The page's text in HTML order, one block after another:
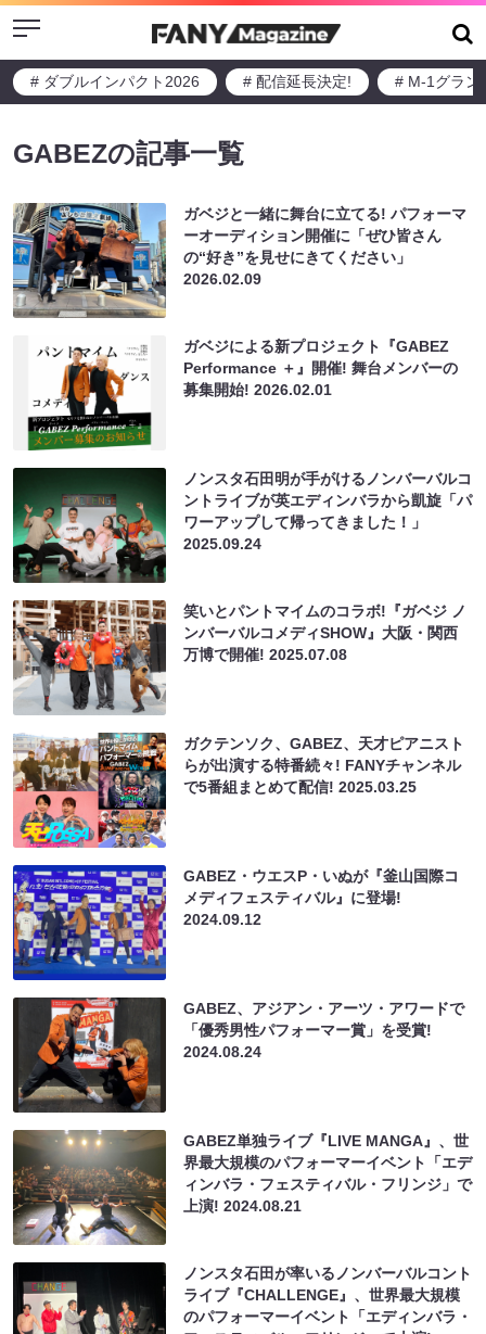
Menu
# ダブルインパクト2026 # 配信延長決定! # M-1グラン
GABEZの記事一覧
ガベジと一緒に舞台に立てる! パフォーマ
ーオーディション開催に「ぜひ皆さん
の“好き”を見せにきてください」
2026.02.09
ガベジによる新プロジェクト『GABEZ
Performance ＋』開催! 舞台メンバーの
募集開始!2026.02.01
ノンスタ石田明が手がけるノンバーバルコ
ントライブが英エディンバラから凱旋「パ
ワーアップして帰ってきました！」
2025.09.24
笑いとパントマイムのコラボ!『ガベジ ノ
ンバーバルコメディSHOW』大阪・関西
万博で開催!2025.07.08
ガクテンソク、GABEZ、天才ピアニスト
らが出演する特番続々! FANYチャンネル
で5番組まとめて配信!2025.03.25
GABEZ・ウエスP・いぬが『釜山国際コ
メディフェスティバル』に登場!
2024.09.12
GABEZ、アジアン・アーツ・アワードで
「優秀男性パフォーマー賞」を受賞!
2024.08.24
GABEZ単独ライブ『LIVE MANGA』、世
界最大規模のパフォーマーイベント「エデ
ィンバラ・フェスティバル・フリンジ」で
上演!2024.08.21
ノンスタ石田が率いるノンバーバルコント
ライブ『CHALLENGE』、世界最大規模
のパフォーマーイベント「エディンバラ・